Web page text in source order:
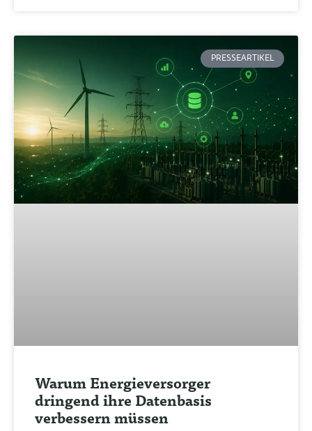
PRESSEARTIKEL
Warum Energieversorger
dringend ihre Datenbasis
verbessern müssen